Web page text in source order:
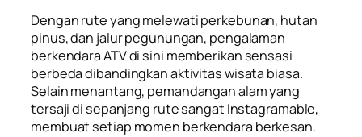
Dengan rute yang melewati perkebunan, hutan
pinus, dan jalur pegunungan, pengalaman
berkendara ATV di sini memberikan sensasi
berbeda dibandingkan aktivitas wisata biasa.
Selain menantang, pemandangan alam yang
tersaji di sepanjang rute sangat Instagramable,
membuat setiap momen berkendara berkesan.